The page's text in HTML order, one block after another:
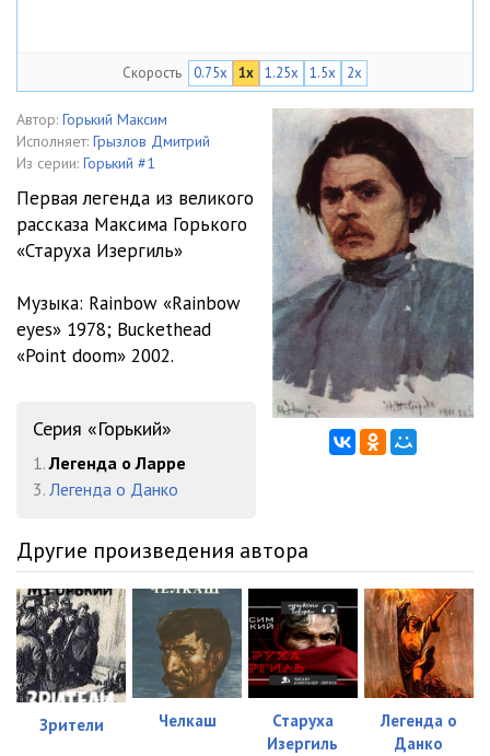
Скорость 0.75x 1x 1.25x 1.5x 2x
Автор: Горький Максим
Исполняет: Грызлов Дмитрий
Из серии: Горький #1
Первая легенда из великого
рассказа Максима Горького
«Старуха Изергиль»
Музыка: Rainbow «Rainbow
eyes» 1978; Buckethead
«Point doom» 2002.
Серия «Горький»
1. Легенда о Ларре
3. Легенда о Данко
Другие произведения автора
Зрители Челкаш
Старуха
Изергиль
Легенда о
Данко